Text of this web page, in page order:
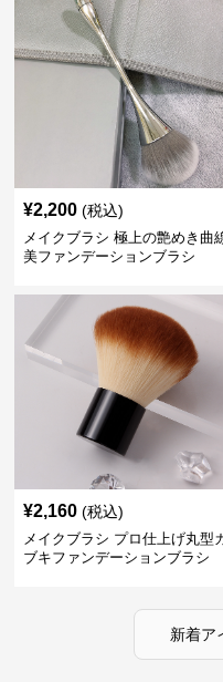
¥2,200 (税込)
メイクブラシ 極上の艶めき曲
美ファンデーションブラシ
¥2,160 (税込)
メイクブラシ プロ仕上げ丸型
ブキファンデーションブラシ
新着ア